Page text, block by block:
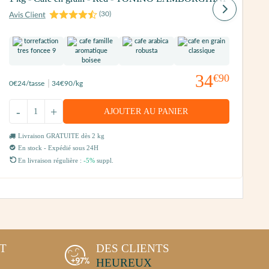
(30)
34€90
0€24/tasse 34€90/kg
+
- AJOUTER AU PANIER
Livraison GRATUITE dès 2 kg
En stock - Expédié sous 24H
En livraison régulière : -5% suppl.
DES CLIENTS
HEUREUX